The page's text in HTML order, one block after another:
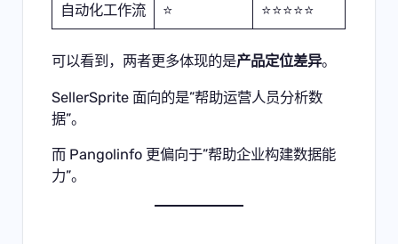
自动化工作流 ⭐ ⭐⭐⭐⭐⭐
可以看到，两者更多体现的是产品定位差异。
SellerSprite 面向的是”帮助运营人员分析数
据”。
而 Pangolinfo 更偏向于”帮助企业构建数据能
力”。